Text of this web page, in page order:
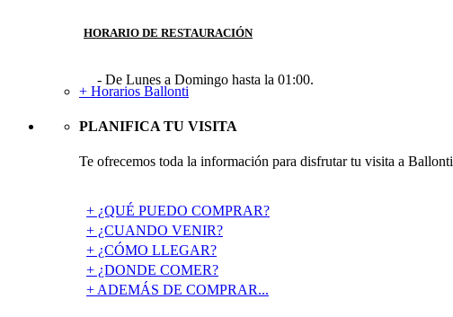
HORARIO DE RESTAURACIÓN
- De Lunes a Domingo hasta la 01:00.
+ Horarios Ballonti
PLANIFICA TU VISITA
Te ofrecemos toda la información para disfrutar tu visita a Ballonti
+ ¿QUÉ PUEDO COMPRAR?
+ ¿CUANDO VENIR?
+ ¿CÓMO LLEGAR?
+ ¿DONDE COMER?
+ ADEMÁS DE COMPRAR...